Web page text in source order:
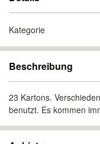
Kategorie
Beschreibung
23 Kartons.
benutzt. Es kommen